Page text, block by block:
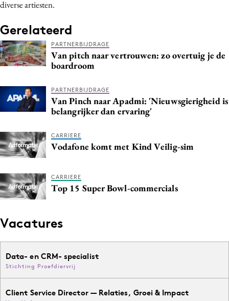
Craft
Customer Experience
Data & Insights
Digital transformation
Diversiteit
Gedragsverandering
Influencer marketing
Martech
Media
PR
Programmatic
Purpose Marketing
diverse artiesten.
Gerelateerd
PARTNERBIJDRAGE
Van pitch naar vertrouwen: zo overtuig je de
boardroom
PARTNERBIJDRAGE
Van Pinch naar Apadmi: 'Nieuwsgierigheid is
belangrijker dan ervaring'
CARRIERE
Vodafone komt met Kind Veilig-sim
CARRIERE
Top 15 Super Bowl-commercials
Vacatures
Data- en CRM- specialist
Stichting Proefdiervrij
Client Service Director — Relaties, Groei & Impact